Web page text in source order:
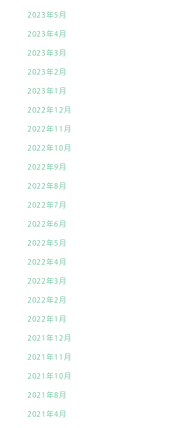
2023年5月
2023年4月
2023年3月
2023年2月
2023年1月
2022年12月
2022年11月
2022年10月
2022年9月
2022年8月
2022年7月
2022年6月
2022年5月
2022年4月
2022年3月
2022年2月
2022年1月
2021年12月
2021年11月
2021年10月
2021年8月
2021年4月